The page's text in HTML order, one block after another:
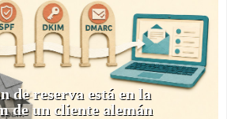
de reserva está en la
de un cliente alemán